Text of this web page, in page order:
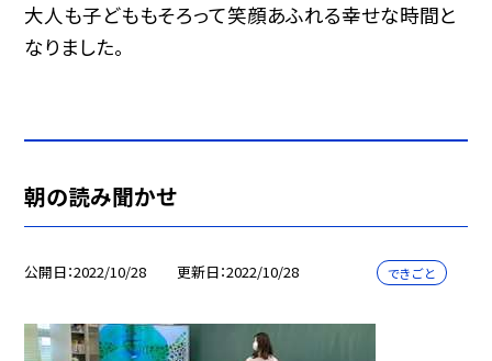
大人も子どももそろって笑顔あふれる幸せな時間と
なりました。
朝の読み聞かせ
公開日 2022/10/28 更新日 2022/10/28 できごと